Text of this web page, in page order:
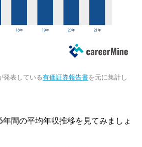
発表している有価証券報告書を元に集計し
間の平均年収推移を見てみましょ